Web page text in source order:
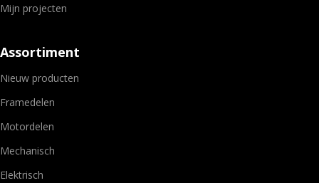
Mijn projecten
Assortiment
Nieuw producten
Framedelen
Motordelen
Mechanisch
Elektrisch